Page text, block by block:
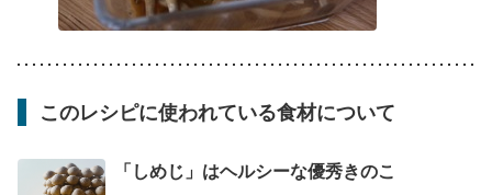
このレシピに使われている食材について
「しめじ」はヘルシーな優秀きのこ